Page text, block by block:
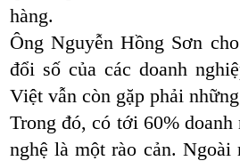
hàng.
Ông Nguyễn Hồng Sơn
đổi số của các doanh
Việt vẫn còn gặp phải
Trong đó, có tới 60%
nghệ là một rào cản.